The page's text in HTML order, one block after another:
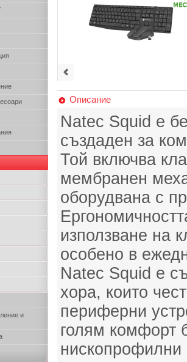
и
Описание
Natec Squid е
създаден за
Той включва
мембранен
оборудвана с
използване на
особено в
Natec Squid е
хора, които
периферни
голям комфорт
нископрофилни